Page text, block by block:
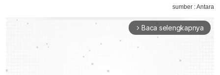
sumber : Antara
arrow_forward_ios Baca selengkapnya